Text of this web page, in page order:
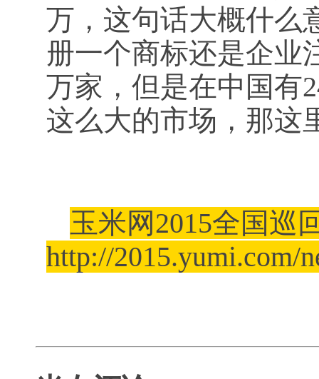
万，这句话大概什么
册一个商标还是企业
万家，但是在中国有
这么大的市场，那这
玉米网2015全国巡
http://2015.yumi.com/